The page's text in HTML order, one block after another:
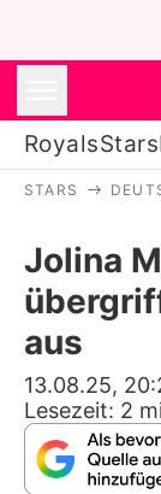
RoyalsStars
STARS
Jolina
aus
13.08.25,
Lesezeit: 2